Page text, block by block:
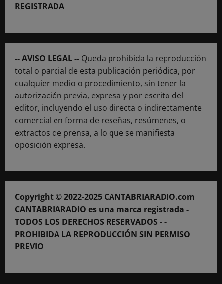
REGISTRADA
-- AVISO LEGAL -- Queda prohibida la reproducción
total o parcial de esta publicación periódica, por
cualquier medio o procedimiento, sin tener la
autorización previa, expresa y por escrito del
editor, incluyendo el uso directa o indirectamente
comercial en forma de reseñas, resúmenes, o
extractos de prensa, a lo que se manifiesta
oposición expresa.
Copyright © 2022-2025 CANTABRIARADIO.com
CANTABRIARADIO es una marca registrada -
TODOS LOS DERECHOS RESERVADOS - -
PROHIBIDA LA REPRODUCCIÓN SIN PERMISO
PREVIO